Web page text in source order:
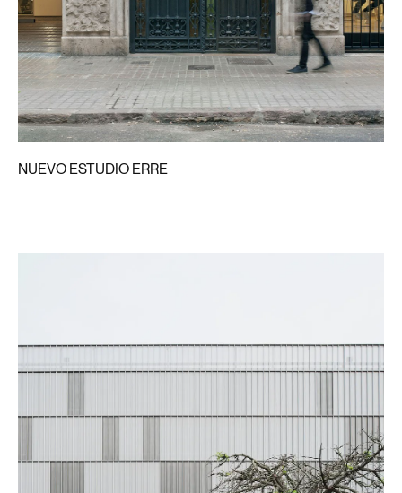
NUEVO ESTUDIO ERRE